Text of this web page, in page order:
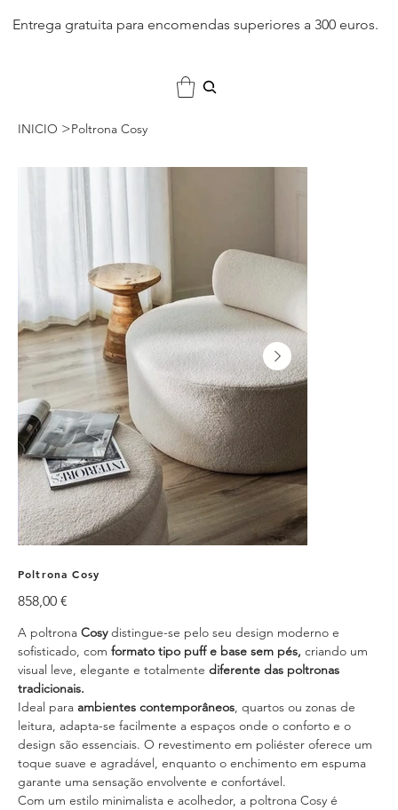
Entrega gratuita para encomendas superiores a 300 euros.
INICIO >Poltrona Cosy
Poltrona Cosy
Preço
858,00 €
A poltrona Cosydistingue-se pelo seu design moderno e
sofisticado, com formato tipo puff e base sem pés, criando um
visual leve, elegante e totalmente diferente das poltronas
tradicionais.
Ideal para ambientes contemporâneos, quartos ou zonas de
leitura, adapta-se facilmente a espaços onde o conforto e o
design são essenciais. O revestimento em poliéster oferece um
toque suave e agradável, enquanto o enchimento em espuma
garante uma sensação envolvente e confortável.
Com um estilo minimalista e acolhedor, a poltrona Cosy é